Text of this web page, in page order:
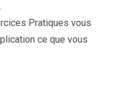
Pratiques vous
ce que vous